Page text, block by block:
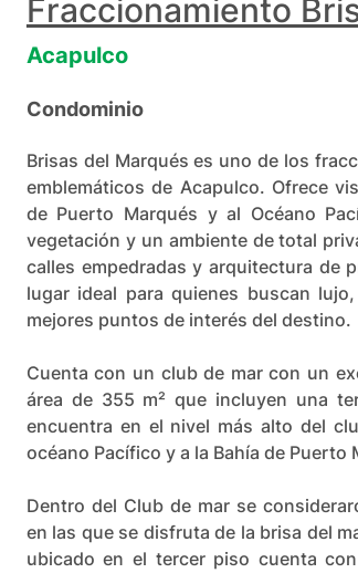
Fraccionamiento
Acapulco
Condominio
Brisas del Marqués es uno de los
emblemáticos de Acapulco. Ofrece
de Puerto Marqués y al Océano
vegetación y un ambiente de total
calles empedradas y arquitectura de
lugar ideal para quienes buscan
mejores puntos de interés del destino.
Cuenta con un club de mar con un
área de 355 m² que incluyen una
encuentra en el nivel más alto del
océano Pacífico y a la Bahía de Puerto
Dentro del Club de mar se
en las que se disfruta de la brisa del
ubicado en el tercer piso cuenta